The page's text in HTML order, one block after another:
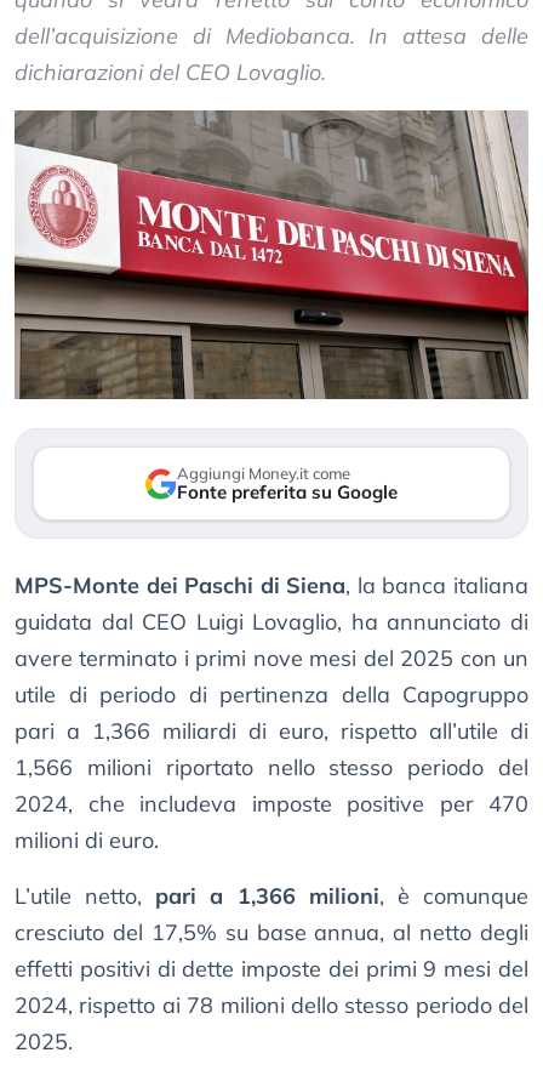
dell’acquisizione di Mediobanca. In attesa delle
dichiarazioni del CEO Lovaglio.
Aggiungi Money.it come
Fonte preferita su Google
MPS-Monte dei Paschi di Siena, la banca italiana
guidata dal CEO Luigi Lovaglio, ha annunciato di
avere terminato i primi nove mesi del 2025 con un
utile di periodo di pertinenza della Capogruppo
pari a 1,366 miliardi di euro, rispetto all’utile di
1,566 milioni riportato nello stesso periodo del
2024, che includeva imposte positive per 470
milioni di euro.
L’utile netto, pari a 1,366 milioni, è comunque
cresciuto del 17,5% su base annua, al netto degli
effetti positivi di dette imposte dei primi 9 mesi del
2024, rispetto ai 78 milioni dello stesso periodo del
2025.